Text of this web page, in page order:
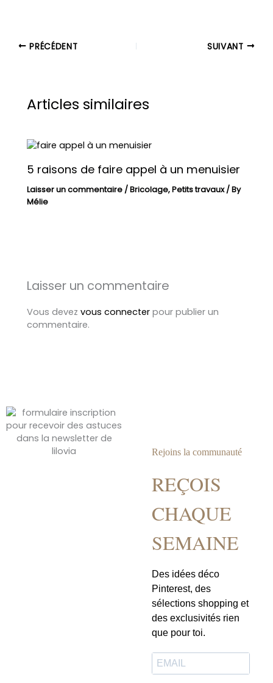
PRÉCÉDENT SUIVANT
Articles similaires
5 raisons de faire appel à un menuisier
Laisser un commentaire /Bricolage,Petits travaux/ By
Mélie
Laisser un commentaire
Vous devezvous connecter pour publier un
commentaire.
Rejoins la communauté
REÇOIS
CHAQUE
SEMAINE
Des idées déco
Pinterest, des
sélections shopping et
des exclusivités rien
que pour toi.